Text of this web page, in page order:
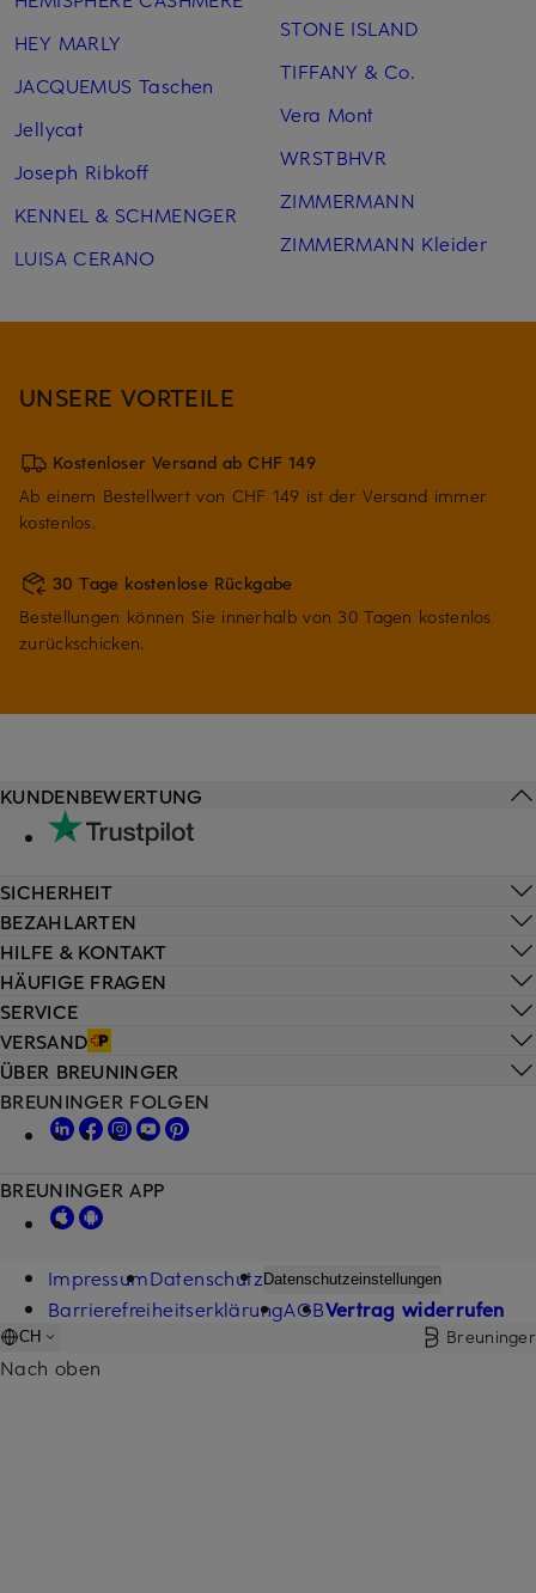
HEY MARLY
JACQUEMUS Taschen
Jellycat
Joseph Ribkoff
KENNEL & SCHMENGER
LUISA CERANO
STONE ISLAND
TIFFANY & Co.
Vera Mont
WRSTBHVR
ZIMMERMANN
ZIMMERMANN Kleider
UNSERE VORTEILE
Kostenloser Versand ab CHF 149
Ab einem Bestellwert von CHF 149 ist der Versand immer
kostenlos.
30 Tage kostenlose Rückgabe
Bestellungen können Sie innerhalb von 30 Tagen kostenlos
zurückschicken.
HILFE & KONTAKT
HÄUFIGE FRAGEN
SERVICE
VERSAND
KUNDENBEWERTUNG
SICHERHEIT
BEZAHLARTEN
ÜBER BREUNINGER
BREUNINGER FOLGEN
BREUNINGER APP
ImpressumDatenschutz Datenschutzeinstellungen
BarrierefreiheitserklärungAGBVertrag widerrufen
CH Breuninger
Nach oben